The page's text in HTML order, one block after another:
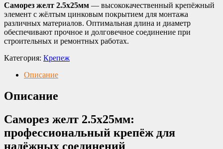
Саморез желт 2.5х25мм — высококачественный крепёжный
элемент с жёлтым цинковым покрытием для монтажа
различных материалов. Оптимальная длина и диаметр
обеспечивают прочное и долговечное соединение при
строительных и ремонтных работах.
Категория: Крепеж
Описание
Описание
Саморез желт 2.5х25мм:
профессиональный крепёж для
надёжных соединений